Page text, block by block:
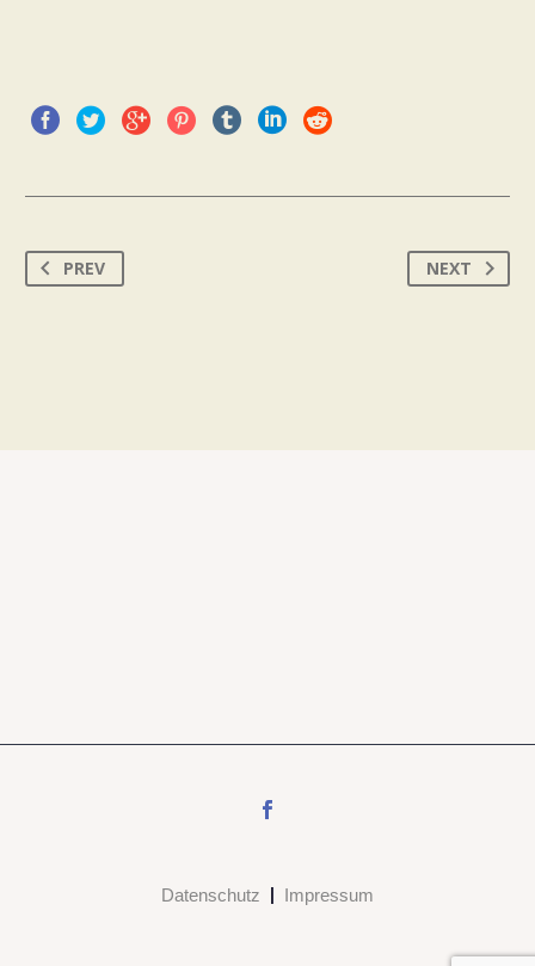
PREV NEXT
Datenschutz Impressum